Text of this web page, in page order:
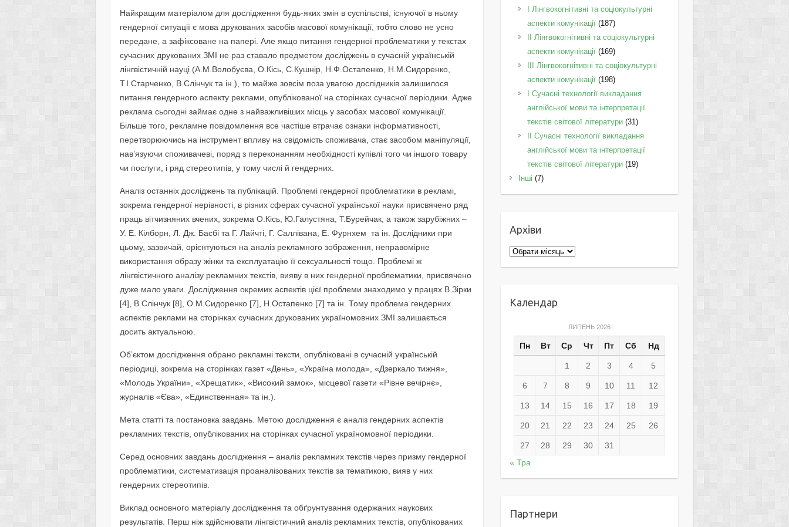
Найкращим матеріалом для дослідження будь-яких змін в суспільстві, існуючої в ньому
гендерної ситуації є мова друкованих засобів масової комунікації, тобто слово не усно
передане, а зафіксоване на папері. Але якщо питання гендерної проблематики у текстах
сучасних друкованих ЗМІ не раз ставало предметом досліджень в сучасній українській
лінгвістичній науці (А.М.Волобуєва, О.Кісь, С.Кушнір, Н.Ф.Остапенко, Н.М.Сидоренко,
Т.І.Старченко, В.Слінчук та ін.), то майже зовсім поза увагою дослідників залишилося
питання гендерного аспекту реклами, опублікованої на сторінках сучасної періодики. Адже
реклама сьогодні займає одне з найважливіших місць у засобах масової комунікації.
Більше того, рекламне повідомлення все частіше втрачає ознаки інформативності,
перетворюючись на інструмент впливу на свідомість споживача, стає засобом маніпуляції,
нав’язуючи споживачеві, поряд з переконанням необхідності купівлі того чи іншого товару
чи послуги, і ряд стереотипів, у тому числі й гендерних.
Аналіз останніх досліджень та публікацій. Проблемі гендерної проблематики в рекламі,
зокрема гендерної нерівності, в різних сферах сучасної української науки присвячено ряд
праць вітчизняних вчених, зокрема О.Кісь, Ю.Галустяна, Т.Бурейчак, а також зарубіжних –
У. Е. Кілборн, Л. Дж. Басбі та Г. Лайчті, Г. Саллівана, Е. Фурнхем та ін. Дослідники при
цьому, зазвичай, орієнтуються на аналіз рекламного зображення, неправомірне
використання образу жінки та експлуатацію її сексуальності тощо. Проблемі ж
лінгвістичного аналізу рекламних текстів, вияву в них гендерної проблематики, присвячено
дуже мало уваги. Дослідження окремих аспектів цієї проблеми знаходимо у працях В.Зірки
[4], В.Слінчук [8], О.М.Сидоренко [7], Н.Остапенко [7] та ін. Тому проблема гендерних
аспектів реклами на сторінках сучасних друкованих україномовних ЗМІ залишається
досить актуальною.
Об’єктом дослідження обрано рекламні тексти, опубліковані в сучасній українській
періодиці, зокрема на сторінках газет «День», «Україна молода», «Дзеркало тижня»,
«Молодь України», «Хрещатик», «Високий замок», місцевої газети «Рівне вечірнє»,
журналів «Єва», «Единственная» та ін.).
Мета статті та постановка завдань. Метою дослідження є аналіз гендерних аспектів
рекламних текстів, опублікованих на сторінках сучасної україномовної періодики.
Серед основних завдань дослідження – аналіз рекламних текстів через призму гендерної
проблематики, систематизація проаналізованих текстів за тематикою, вияв у них
гендерних стереотипів.
Виклад основного матеріалу дослідження та обґрунтування одержаних наукових
результатів. Перш ніж здійснювати лінгвістичний аналіз рекламних текстів, опублікованих
I Лінгвокогнітивні та соціокультурні
аспекти комунікації(187)
IІ Лінгвокогнітивні та соціокультурні
аспекти комунікації(169)
IІI Лінгвокогнітивні та соціокультурні
аспекти комунікації(198)
I Cучасні технології викладання
англійської мови та інтерпретації
текстів світової літератури(31)
II Cучасні технології викладання
англійської мови та інтерпретації
текстів світової літератури(19)
Інші (7)
Архіви
Архіви
Календар
ЛИПЕНЬ 2026
Пн Вт Ср Чт Пт Сб Нд
1 2 3 4 5
6 7 8 9 10 11 12
13 14 15 16 17 18 19
20 21 22 23 24 25 26
27 28 29 30
31
« Тра
Партнери